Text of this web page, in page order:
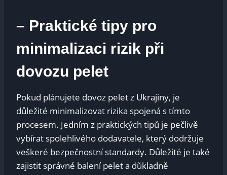
– Praktické tipy pro
minimalizaci rizik při
dovozu pelet
Pokud plánujete dovoz pelet z Ukrajiny, je
důležité minimalizovat rizika spojená s tímto
procesem. Jedním z praktických tipů je pečlivě
vybírat spolehlivého dodavatele, který dodržuje
veškeré bezpečnostní standardy. Důležité je také
zajistit správné balení pelet a důkladně